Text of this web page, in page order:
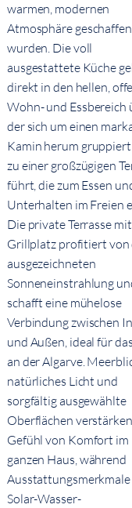
warmen, modernen
Atmosphäre geschaffen
wurden. Die voll
ausgestattete Küche
direkt in den hellen,
Wohn- und Essbereich
der sich um einen
Kamin herum
zu einer großzügigen
führt, die zum Essen
Unterhalten im Freien
Die private Terrasse mit
Grillplatz profitiert von
ausgezeichneten
Sonneneinstrahlung
schafft eine mühelose
Verbindung zwischen
und Außen, ideal für
an der Algarve.
natürliches Licht und
sorgfältig ausgewählte
Oberflächen
Gefühl von Komfort im
ganzen Haus, während
Solar-Wasser-